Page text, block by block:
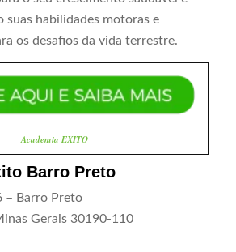
suas habilidades motoras e
os desafios da vida terrestre.
Academia ÊXITO
Barro Preto
– Barro Preto
Gerais 30190-110